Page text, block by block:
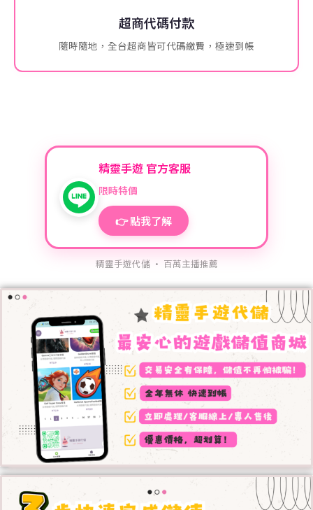
超商代碼付款
隨時隨地，全台超商皆可代碼繳費，極速到帳
精靈手遊 官方客服
限時特價
👉 點我了解
精靈手遊代儲 · 百萬主播推薦